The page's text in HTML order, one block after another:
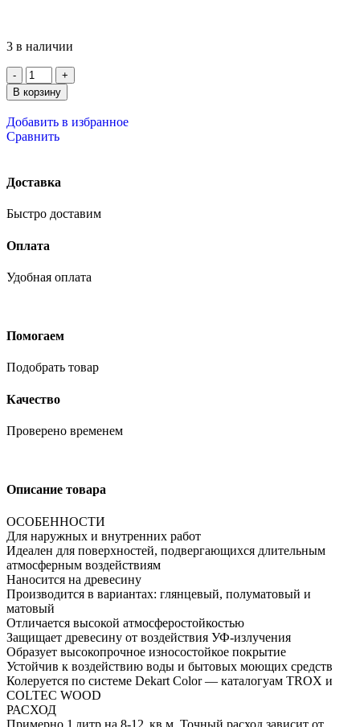
3 в наличии
В корзину
Добавить в избранное
Сравнить
Доставка
Быстро доставим
Оплата
Удобная оплата
Помогаем
Подобрать товар
Качество
Проверено временем
Описание товара
ОСОБЕННОСТИ
Для наружных и внутренних работ
Идеален для поверхностей, подвергающихся длительным
атмосферным воздействиям
Наносится на древесину
Производится в вариантах: глянцевый, полуматовый и
матовый
Отличается высокой атмосферостойкостью
Защищает древесину от воздействия УФ-излучения
Образует высокопрочное износостойкое покрытие
Устойчив к воздействию воды и бытовых моющих средств
Колеруется по системе Dekart Color — каталогуам TROX и
COLTEC WOOD
РАСХОД
Примерно 1 литр на 8-12 кв.м. Точный расход зависит от